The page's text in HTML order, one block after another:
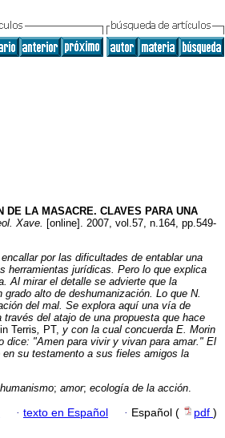
DE LA MASACRE. CLAVES PARA UNA
Xave. [online]. 2007, vol.57, n.164, pp.549-
por las dificultades de entablar una
herramientas jurídicas. Pero lo que explica
Al mirar el detalle se advierte que la
alto de deshumanización. Lo que N.
del mal. Se explora aquí una vía de
del atajo de una propuesta que hace
Terris, PT, y con la cual concuerda E. Morin
dice: "Amen para vivir y vivan para amar." El
su testamento a sus fieles amigos la
humanismo; amor; ecología de la acción.
· texto en Español · Español ( pdf )